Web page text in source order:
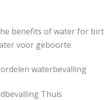
benefits of water for
voor geboorte
waterbevalling
Thuis